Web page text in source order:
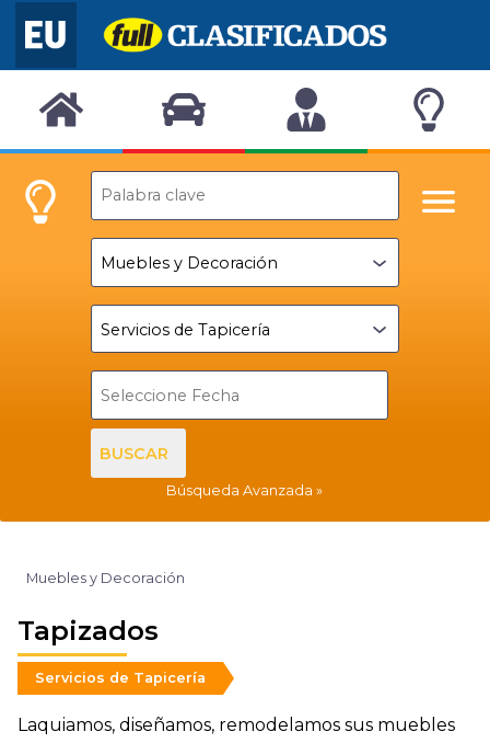
BUSCAR
Búsqueda Avanzada
Muebles y Decoración
Tapizados
Servicios de Tapicería
Laquiamos, diseñamos, remodelamos sus muebles